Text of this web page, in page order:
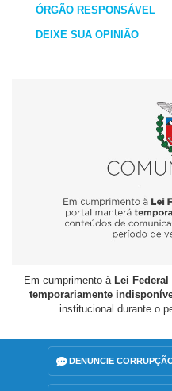
ÓRGÃO RESPONSÁVEL
DEIXE SUA OPINIÃO
Em cumprimento à Lei Federal
temporariamente
institucional durante o
DENUNCIE